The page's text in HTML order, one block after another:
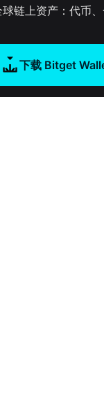
链上资产：代币
下载 Bitget